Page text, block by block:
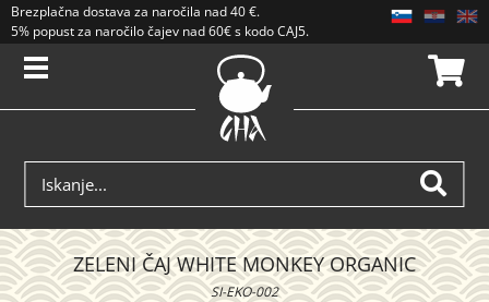
Brezplačna dostava za naročila nad40 €.
5% popust za naročilo čajev nad 60€ s kodo CAJ5. Popusti se ne seštevajo.
ZELENI ČAJ WHITE MONKEY ORGANIC
SI-EKO-002